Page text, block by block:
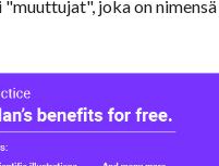
joka on nimensä